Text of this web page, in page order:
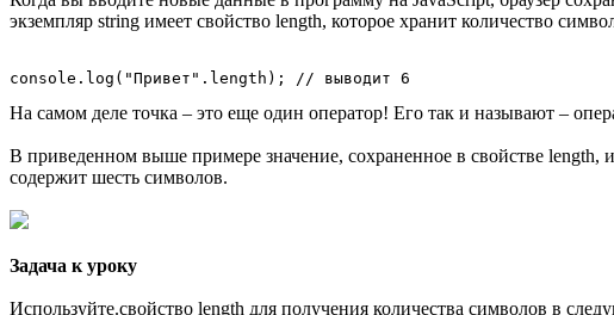
экземпляр string имеет свойство length, которое хранит количество
На самом деле точка – это еще один оператор! Его так и называют –
В приведенном выше примере значение, сохраненное в свойстве length,
содержит шесть символов.
Задача к уроку
Используйте.свойство length для получения количества символов в